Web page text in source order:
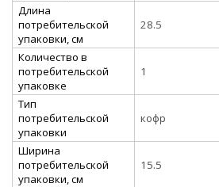
Длина
потребительской
упаковки, см
28.5
Количество в
потребительской
упаковке
1
Тип
потребительской
упаковки
кофр
Ширина
потребительской
упаковки, см
15.5